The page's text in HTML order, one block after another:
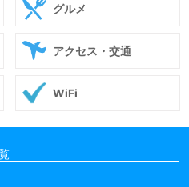
グルメ
アクセス・交通
WiFi